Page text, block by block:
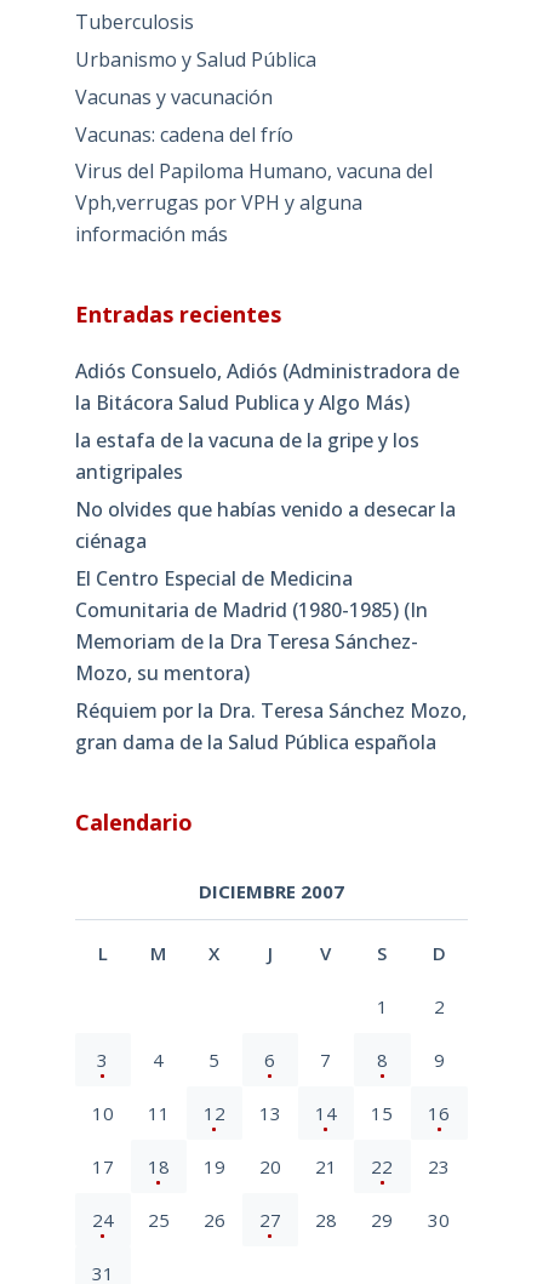
Tuberculosis
Urbanismo y Salud Pública
Vacunas y vacunación
Vacunas: cadena del frío
Virus del Papiloma Humano, vacuna del
Vph,verrugas por VPH y alguna
información más
Entradas recientes
Adiós Consuelo, Adiós (Administradora de
la Bitácora Salud Publica y Algo Más)
la estafa de la vacuna de la gripe y los
antigripales
No olvides que habías venido a desecar la
ciénaga
El Centro Especial de Medicina
Comunitaria de Madrid (1980-1985) (In
Memoriam de la Dra Teresa Sánchez-
Mozo, su mentora)
Réquiem por la Dra. Teresa Sánchez Mozo,
gran dama de la Salud Pública española
Calendario
DICIEMBRE 2007
L M X J V S D
1 2
3 4 5 6 7 8 9
10 11 12 13 14 15 16
17 18 19 20 21 22 23
24 25 26 27 28 29 30
31